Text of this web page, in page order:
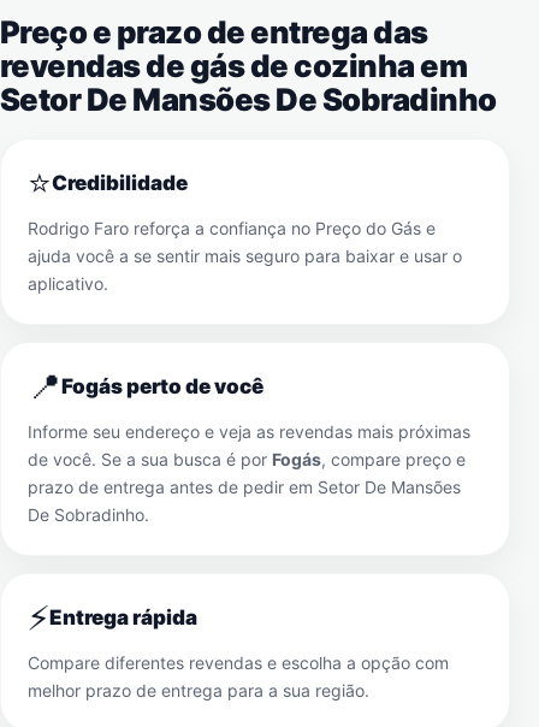
Preço e prazo de entrega das
revendas de gás de cozinha em
Setor De Mansões De Sobradinho
⭐Credibilidade
Rodrigo Faro reforça a confiança no Preço do Gás e
ajuda você a se sentir mais seguro para baixar e usar o
aplicativo.
📍Fogás perto de você
Informe seu endereço e veja as revendas mais próximas
de você. Se a sua busca é por Fogás, compare preço e
prazo de entrega antes de pedir em Setor De Mansões
De Sobradinho.
⚡Entrega rápida
Compare diferentes revendas e escolha a opção com
melhor prazo de entrega para a sua região.